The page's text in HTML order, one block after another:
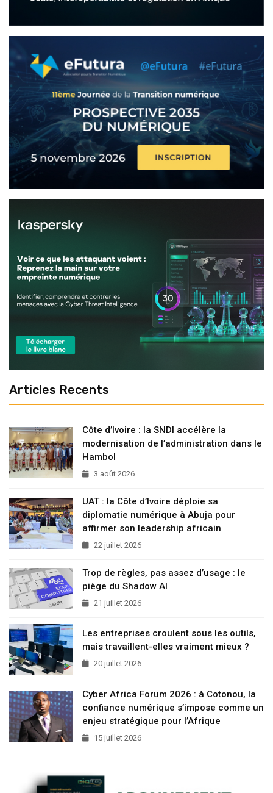
Articles Recents
Côte d’Ivoire : la SNDI accélère la
modernisation de l’administration dans le
Hambol
3 août 2026
UAT : la Côte d’Ivoire déploie sa
diplomatie numérique à Abuja pour
affirmer son leadership africain
22 juillet 2026
Trop de règles, pas assez d’usage : le
piège du Shadow AI
21 juillet 2026
Les entreprises croulent sous les outils,
mais travaillent-elles vraiment mieux ?
20 juillet 2026
Cyber Africa Forum 2026 : à Cotonou, la
confiance numérique s’impose comme un
enjeu stratégique pour l’Afrique
15 juillet 2026